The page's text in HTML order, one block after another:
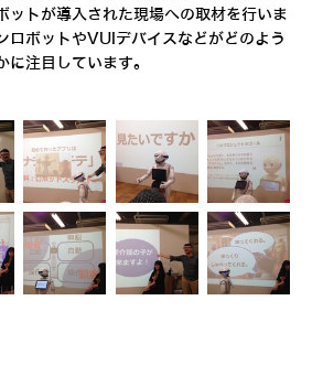
ットが導入された現場への取材を行いま
ロボットやVUIデバイスなどがどのよう
に注目しています。